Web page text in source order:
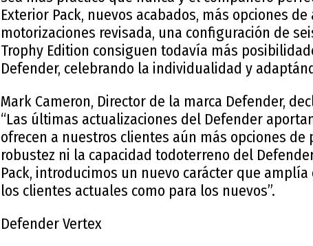
Exterior Pack, nuevos acabados, más opciones
motorizaciones revisada, una configuración de
Trophy Edition consiguen todavía más
Defender, celebrando la individualidad y
Mark Cameron, Director de la marca Defender,
“Las últimas actualizaciones del Defender
ofrecen a nuestros clientes aún más opciones
robustez ni la capacidad todoterreno del
Pack, introducimos un nuevo carácter que
los clientes actuales como para los nuevos”.
Defender Vertex